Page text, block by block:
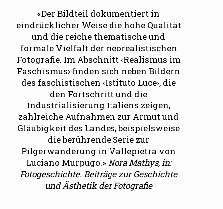
«Der Bildteil dokumentiert in
eindrücklicher Weise die hohe Qualität
und die reiche thematische und
formale Vielfalt der neorealistischen
Fotografie. Im Abschnitt ‹Realismus im
Faschismus› finden sich neben Bildern
des faschistischen ‹Istituto Luce›, die
den Fortschritt und die
Industrialisierung Italiens zeigen,
zahlreiche Aufnahmen zur Armut und
Gläubigkeit des Landes, beispielsweise
die berührende Serie zur
Pilgerwanderung in Vallepietra von
Luciano Murpugo.» Nora Mathys, in:
Fotogeschichte. Beiträge zur Geschichte
und Ästhetik der Fotografie